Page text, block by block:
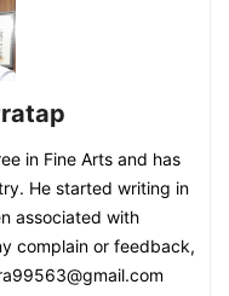
in Fine Arts and has
He started writing in
associated with
complain or feedback,